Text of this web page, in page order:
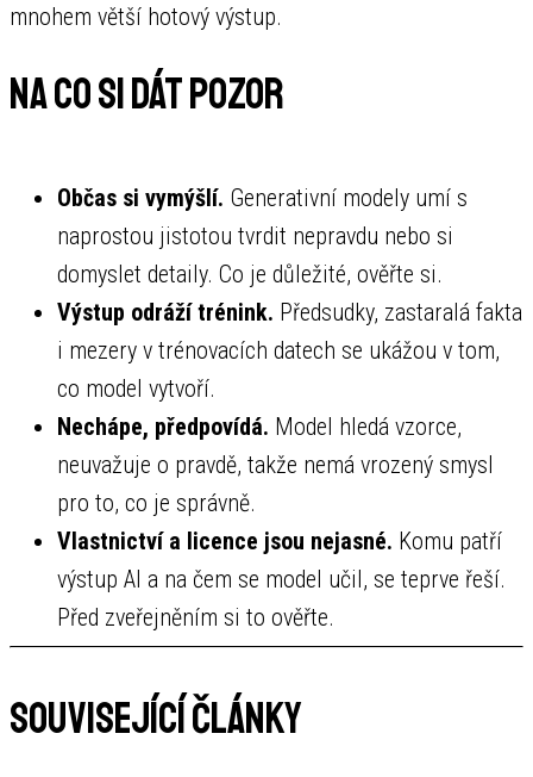
mnohem větší hotový výstup.
Na co si dát pozor
Občas si vymýšlí. Generativní modely umí s
naprostou jistotou tvrdit nepravdu nebo si
domyslet detaily. Co je důležité, ověřte si.
Výstup odráží trénink. Předsudky, zastaralá fakta
i mezery v trénovacích datech se ukážou v tom,
co model vytvoří.
Nechápe, předpovídá. Model hledá vzorce,
neuvažuje o pravdě, takže nemá vrozený smysl
pro to, co je správně.
Vlastnictví a licence jsou nejasné. Komu patří
výstup AI a na čem se model učil, se teprve řeší.
Před zveřejněním si to ověřte.
Související články